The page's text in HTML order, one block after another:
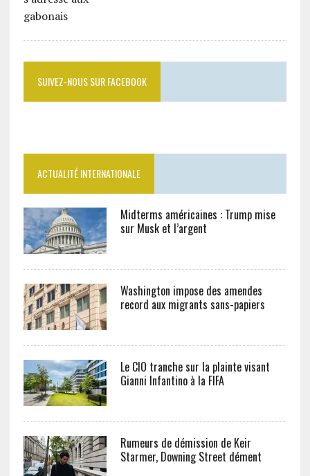
SUIVEZ-NOUS SUR FACEBOOK
ACTUALITÉ INTERNATIONALE
Midterms américaines : Trump mise
sur Musk et l’argent
Washington impose des amendes
record aux migrants sans-papiers
Le CIO tranche sur la plainte visant
Gianni Infantino à la FIFA
Rumeurs de démission de Keir
Starmer, Downing Street dément